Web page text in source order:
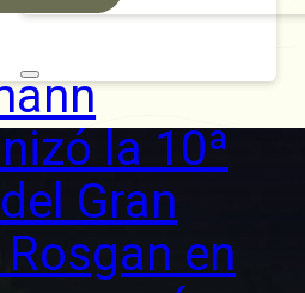
la 10ª
Gran
en